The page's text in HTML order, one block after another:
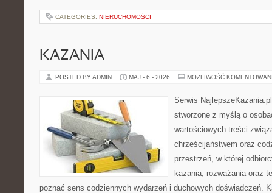
CATEGORIES: NIERUCHOMOŚCI
KAZANIA
POSTED BY ADMIN MAJ - 6 - 2026 MOŻLIWOŚĆ
Serwis
stworzone z myślą o
wartościowych treści
chrześcijaństwem oraz
przestrzeń, w której
kazania, rozważania oraz
poznać sens codziennych wydarzeń i duchowych doświadczeń.